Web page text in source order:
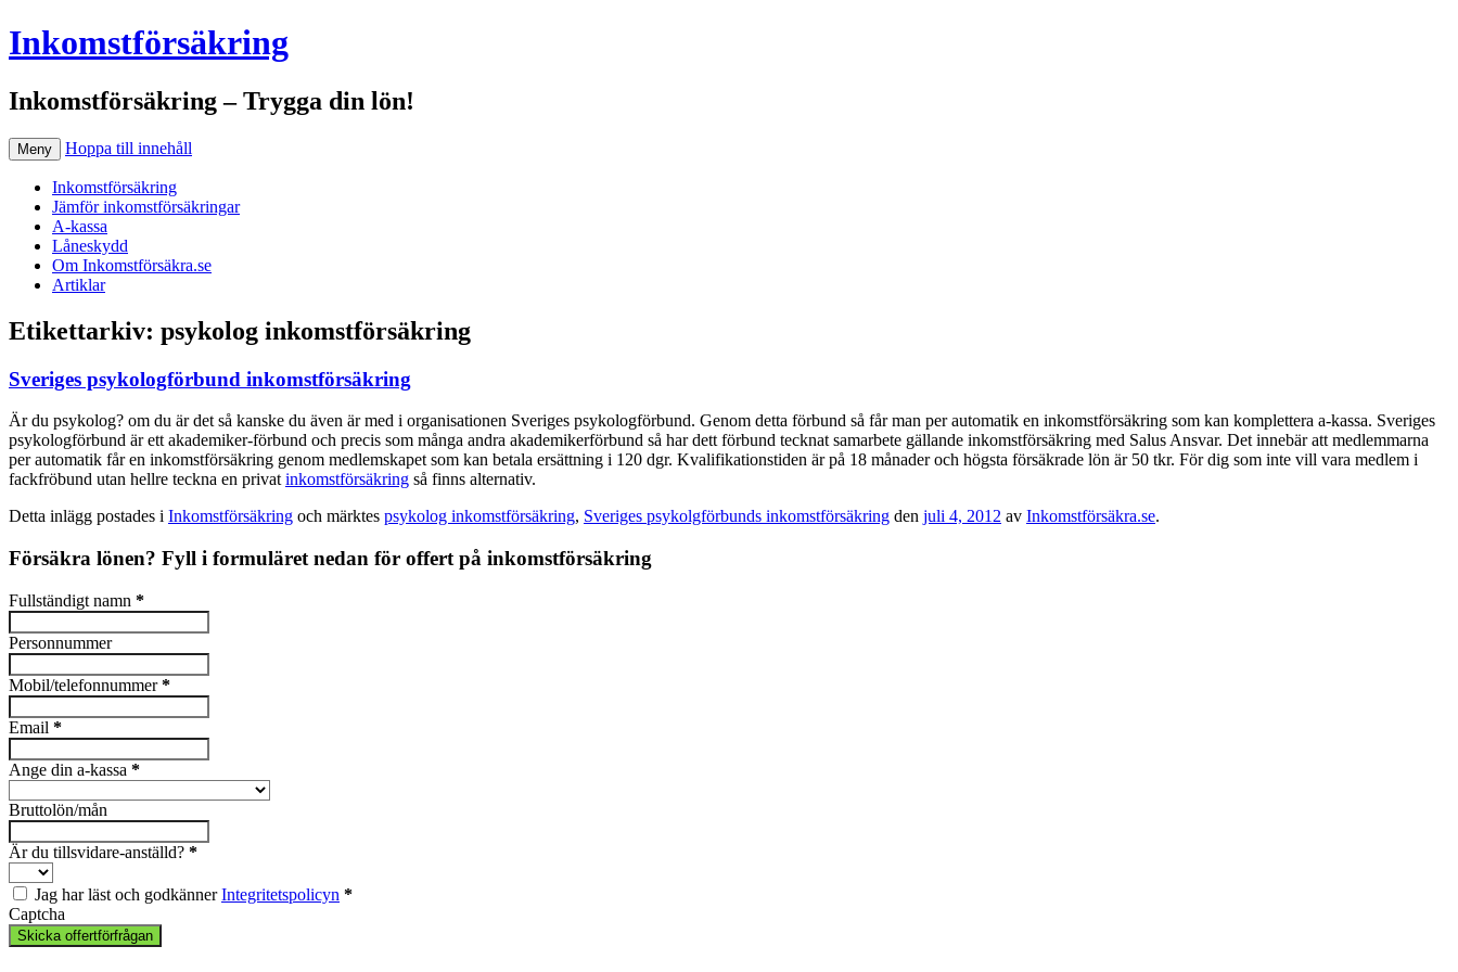
Inkomstförsäkring
Inkomstförsäkring – Trygga din lön!
Meny Hoppa till innehåll
Inkomstförsäkring
Jämför inkomstförsäkringar
A-kassa
Låneskydd
Om Inkomstförsäkra.se
Artiklar
Etikettarkiv: psykolog inkomstförsäkring
Sveriges psykologförbund inkomstförsäkring
Är du psykolog? om du är det så kanske du även är med i organisationen Sveriges psykologförbund. Genom detta förbund så får man per automatik en inkomstförsäkring som kan komplettera a-kassa. Sveriges
psykologförbund är ett akademiker-förbund och precis som många andra akademikerförbund så har dett förbund tecknat samarbete gällande inkomstförsäkring med Salus Ansvar. Det innebär att medlemmarna
per automatik får en inkomstförsäkring genom medlemskapet som kan betala ersättning i 120 dgr. Kvalifikationstiden är på 18 månader och högsta försäkrade lön är 50 tkr. För dig som inte vill vara medlem i
fackfröbund utan hellre teckna en privat inkomstförsäkring så finns alternativ.
Detta inlägg postades i Inkomstförsäkring och märktes psykolog inkomstförsäkring, Sveriges psykolgförbunds inkomstförsäkring den juli 4, 2012 av Inkomstförsäkra.se.
Försäkra lönen? Fyll i formuläret nedan för offert på inkomstförsäkring
Fullständigt namn *
Personnummer
Mobil/telefonnummer*
Email *
Ange din a-kassa *
Bruttolön/mån
Är du tillsvidare-anställd? *
Jag har läst och godkännerIntegritetspolicyn *
Captcha
Skicka offertförfrågan